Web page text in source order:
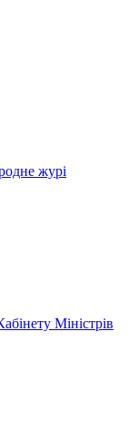
журі
Міністрів